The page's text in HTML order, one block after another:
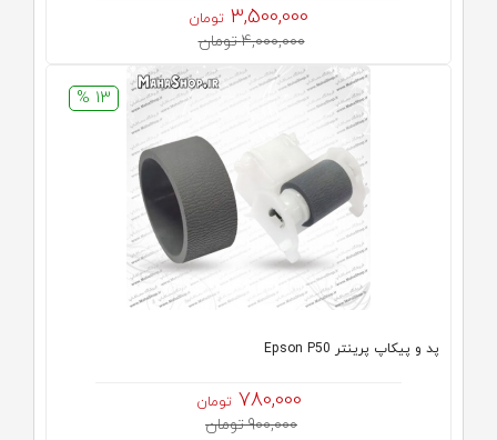
3,500,000 تومان
4,000,000 تومان
13 %
پد و پیکاپ پرینتر Epson P50
780,000 تومان
900,000 تومان